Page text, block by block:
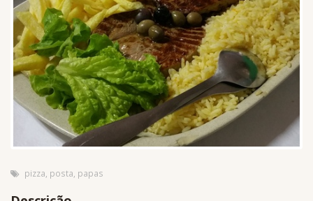
pizza, posta, papas